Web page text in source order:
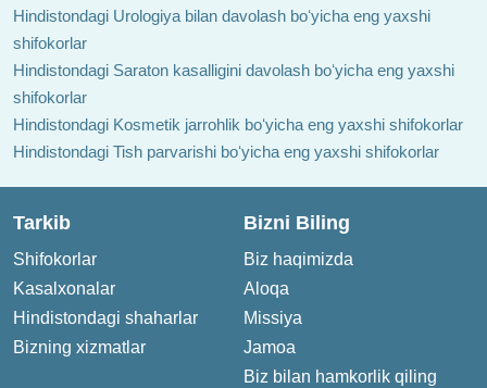
Hindistondagi Urologiya bilan davolash boʻyicha eng yaxshi
shifokorlar
Hindistondagi Saraton kasalligini davolash boʻyicha eng yaxshi
shifokorlar
Hindistondagi Kosmetik jarrohlik boʻyicha eng yaxshi shifokorlar
Hindistondagi Tish parvarishi boʻyicha eng yaxshi shifokorlar
Tarkib
Shifokorlar
Kasalxonalar
Hindistondagi shaharlar
Bizning xizmatlar
Bizni Biling
Biz haqimizda
Aloqa
Missiya
Jamoa
Biz bilan hamkorlik qiling